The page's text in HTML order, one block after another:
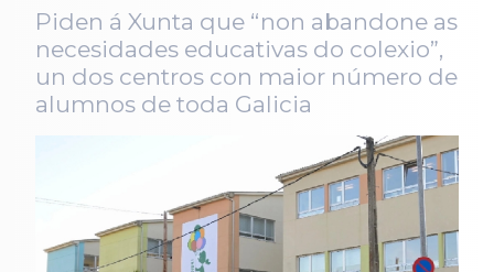
Piden á Xunta que “non abandone as
necesidades educativas do colexio”,
un dos centros con maior número de
alumnos de toda Galicia